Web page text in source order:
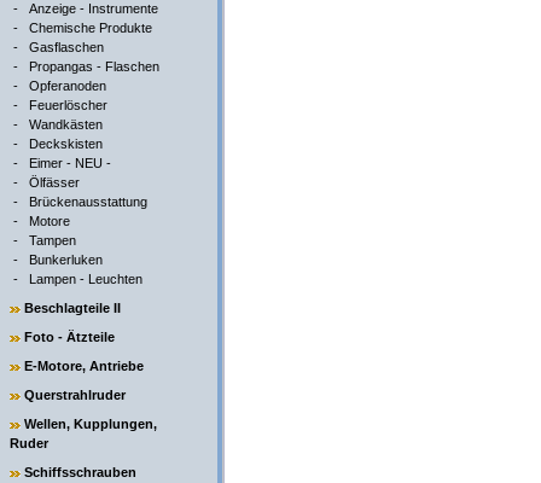
- Anzeige - Instrumente
- Chemische Produkte
- Gasflaschen
- Propangas - Flaschen
- Opferanoden
- Feuerlöscher
- Wandkästen
- Deckskisten
- Eimer - NEU -
- Ölfässer
- Brückenausstattung
- Motore
- Tampen
- Bunkerluken
- Lampen - Leuchten
Beschlagteile II
Foto - Ätzteile
E-Motore, Antriebe
Querstrahlruder
Wellen, Kupplungen,
Ruder
Schiffsschrauben